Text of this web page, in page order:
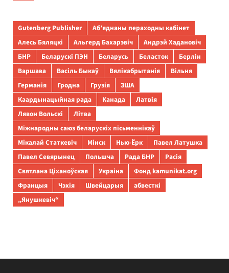
Gutenberg Publisher
Аб’яднаны пераходны кабінет
Алесь Бяляцкі
Альгерд Бахарэвіч
Андрэй Хадановіч
БНР
Беларускі ПЭН Беларусь Беласток
Берлін
Варшава
Васіль Быкаў Вялікабрытанія
Вільня
Германія
Гродна Грузія
ЗША
Каардынацыйная рада
Канада
Латвія
Лявон Вольскі
Літва
Міжнародны саюз беларускіх пісьменнікаў
Мікалай Статкевіч
Мінск Нью-Ёрк
Павел Латушка
Павел Севярынец
Польшча Рада БНР
Расія
Святлана Ціханоўская
Украіна
Фонд kamunikat.org
Францыя
Чэхія Швейцарыя
абвесткі
„Янушкевіч“